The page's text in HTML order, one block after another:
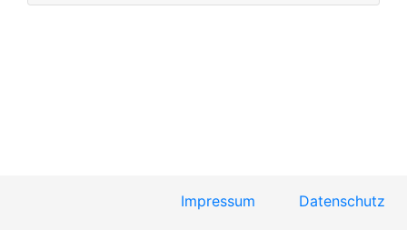
Impressum Datenschutz